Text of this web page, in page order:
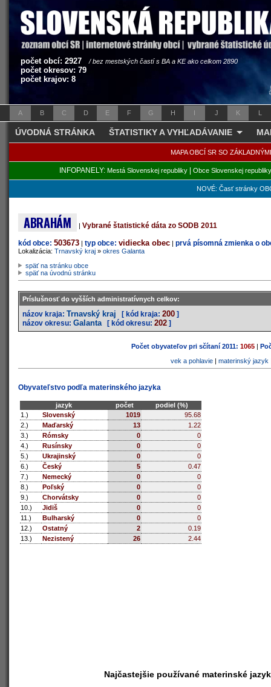
počet obcí: 2927 / bez mestských častí s BA a KE ako celkom 2890
počet okresov: 79
počet krajov: 8
A B C D E F G H I J K L
ÚVODNÁ STRÁNKA ŠTATISTIKY A VYHĽADÁVANIE
MAPA OBCÍ SR SO
INFOPANELY: Mestá Slovenskej republiky| Obce Slovenskej republiky
NOVÉ: Časť stránky
ABRAHÁM | Vybrané štatistické dáta zo SODB 2011
kód obce: 503673 | typ obce: vidiecka obec | prvá písomná zmienka o
Lokalizácia: Trnavský kraj » okres Galanta
späť na stránku obce
späť na úvodnú stránku
Príslušnosť do vyšších administratívnych celkov:
názov kraja: Trnavský kraj [ kód kraja: 200 ]
názov okresu: Galanta [ kód okresu: 202 ]
Počet obyvateľov pri sčítaní 2011: 1065|
vek a pohlavie| materinský jazyk
Obyvateľstvo podľa materinského jazyka
jazyk počet
podiel (%)
1.)
Slovenský 1019
95.68
2.)
Maďarský 13
1.22
3.)
Rómsky 0
0
4.)
Rusínsky 0
0
5.)
Ukrajinský 0
0
6.)
Český 5
0.47
7.)
Nemecký 0
0
8.)
Poľský 0
0
9.)
Chorvátsky 0
0
10.)
Jidiš 0
0
11.)
Bulharský 0
0
12.)
Ostatný 2
0.19
13.)
Nezistený 26 2.44
Najčastejšie používané materinské